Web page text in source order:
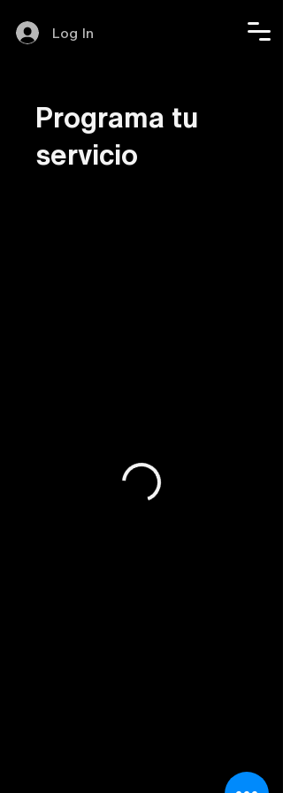
Log In
Programa tu
servicio